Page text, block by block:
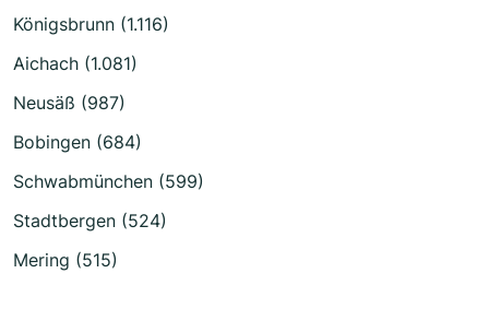
Königsbrunn (1.116)
Aichach (1.081)
Neusäß (987)
Bobingen (684)
Schwabmünchen (599)
Stadtbergen (524)
Mering (515)